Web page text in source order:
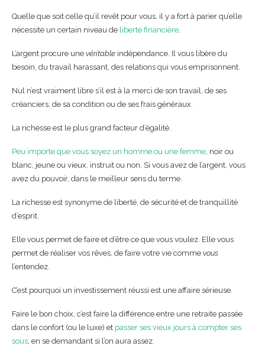
Quelle que soit celle qu’il revêt pour vous, il y a fort à parier qu’elle
nécessite un certain niveau de liberté financière
L’argent procure une véritable indépendance. Il vous libère du
besoin, du travail harassant, des relations qui vous emprisonnent.
Nul n’est vraiment libre s’il est à la merci de son travail, de ses
créanciers, de sa condition ou de ses frais généraux.
La richesse est le plus grand facteur d’égalité.
Peu importe que vous soyez un homme ou une femme , noir ou
blanc, jeune ou vieux, instruit ou non. Si vous avez de l’argent, vous
avez du pouvoir, dans le meilleur sens du terme.
La richesse est synonyme de liberté, de sécurité et de tranquillité
d’esprit.
Elle vous permet de faire et d’être ce que vous voulez. Elle vous
permet de réaliser vos rêves, de faire votre vie comme vous
l’entendez.
C’est pourquoi un investissement réussi est une affaire sérieuse.
Faire le bon choix, c’est faire la différence entre une retraite passée
dans le confort (ou le luxe) et passer ses vieux jours à compter ses
sous , en se demandant si l’on aura assez.